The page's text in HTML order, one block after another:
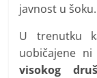
t
i
javnost u šoku.
U trenutku
uobičajene
visokog